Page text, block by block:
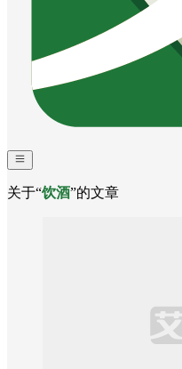
关于“饮酒”的文章